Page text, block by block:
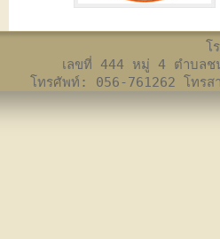
โ
เลขที่ 444 หมู่ 4 ตำบลช
โทรศัพท์: 056-761262 โทร